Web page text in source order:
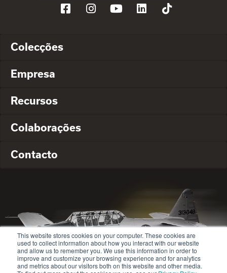
This website stores cookies on your computer. These cookies are
used to collect information about how you interact with our website
and allow us to remember you. We use this information in order to
improve and customize your browsing experience and for analytics
and metrics about our visitors both on this website and other media.
Colecções
Empresa
Recursos
Colaborações
Contacto